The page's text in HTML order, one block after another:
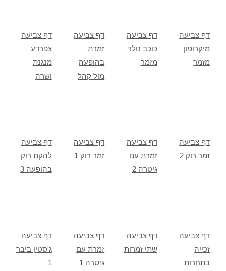
דף צביעה
צפרדע
מנגנת
ושרה
דף צביעה
זמרת
בהופעה
מול קהל
דף צביעה
כוכב נולד
מזמר
דף צביעה
מיקרופון
מזמר
דף צביעה
להקת רוק
בהופעה 3
דף צביעה
זמר רוק 1
דף צביעה
זמרת עם
גיטרה 2
דף צביעה
זמר רוק 2
דף צביעה
ג'סטין ביבר
1
דף צביעה
זמרת עם
גיטרה 1
דף צביעה
שתי זמרות
דף צביעה
זכייה
בתחרות